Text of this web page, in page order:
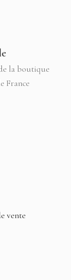
la boutique
France
vente